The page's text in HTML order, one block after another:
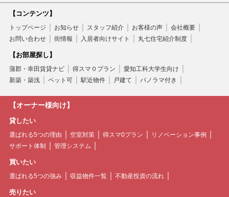
【コンテンツ】
トップページ お知らせ スタッフ紹介 お客様の声
会社概要
お問い合わせ
街情報 入居者向けサイト 丸七住宅紹介制度
【お部屋探し】
蒲郡・幸田賃貸ナビ 得スマ０プラン
愛知工科大学生向け
新築・築浅
ペット可 駅近物件 戸建て パノラマ付き
【オーナー様向け】
貸したい
選ばれる5つの理由 空室対策 得スマ0プラン
リノベーション事例
サポート体制
管理システム
買いたい
選ばれる5つの強み 収益物件一覧 不動産投資の流れ
売りたい